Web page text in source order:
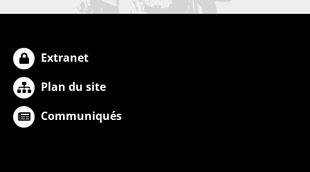
Extranet
Plan du site
Communiqués